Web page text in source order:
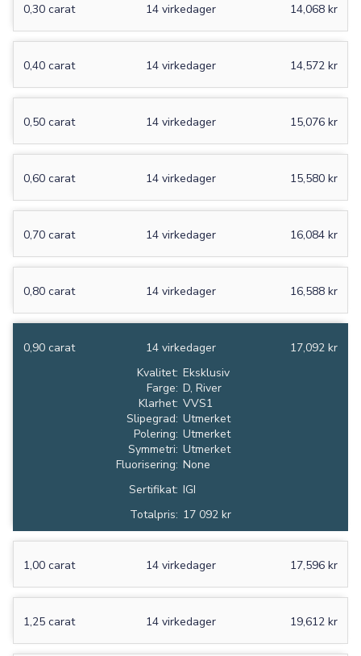
0,30 carat 14,068 kr
14 virkedager
0,40 carat 14,572 kr
14 virkedager
0,50 carat 15,076 kr
14 virkedager
0,60 carat 15,580 kr
14 virkedager
0,70 carat 16,084 kr
14 virkedager
0,80 carat 16,588 kr
14 virkedager
0,90 carat 17,092 kr
14 virkedager
Kvalitet: Eksklusiv
Farge: D, River
Klarhet: VVS1
Slipegrad: Utmerket
Polering: Utmerket
Symmetri: Utmerket
Fluorisering: None
Sertifikat: IGI
Totalpris: 17 092 kr
1,00 carat 17,596 kr
14 virkedager
1,25 carat 19,612 kr
14 virkedager